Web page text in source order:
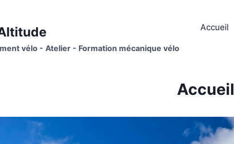
vélo - Atelier - Formation mécanique vélo
Accueil
Accueil